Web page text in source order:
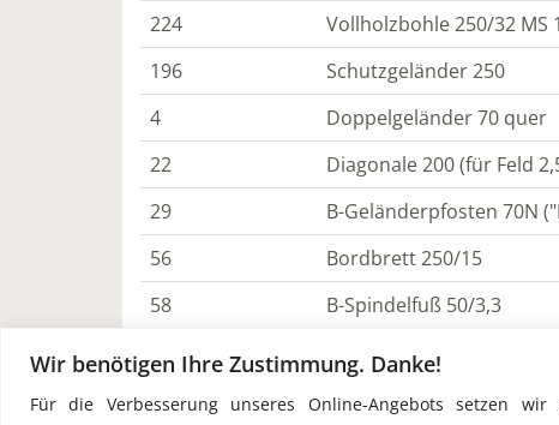
Wir benötigen Ihre Zustimmung. Danke!
Für die Verbesserung unseres Online-Angebots setzen
224
Vollholzbohle 250/32 MS
196
Schutzgeländer 250
4
Doppelgeländer 70 quer
22
Diagonale 200 (für Feld
29
B-Geländerpfosten 70N
56
Bordbrett 250/15
58
B-Spindelfuß 50/3,3
Irrtümer und/oder Zwischenverkauf